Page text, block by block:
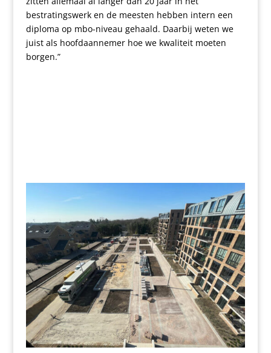
bestratingswerk en de meesten hebben intern een
diploma op mbo-niveau gehaald. Daarbij weten we
juist als hoofdaannemer hoe we kwaliteit moeten
borgen.”